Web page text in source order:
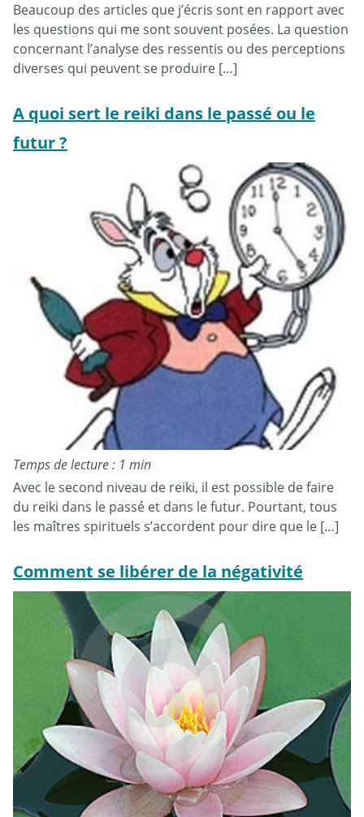
Beaucoup des articles que j’écris sont en rapport avec
les questions qui me sont souvent posées. La question
concernant l’analyse des ressentis ou des perceptions
diverses qui peuvent se produire […]
A quoi sert le reiki dans le passé ou le
futur ?
Temps de lecture : 1 min
Avec le second niveau de reiki, il est possible de faire
du reiki dans le passé et dans le futur. Pourtant, tous
les maîtres spirituels s’accordent pour dire que le […]
Comment se libérer de la négativité